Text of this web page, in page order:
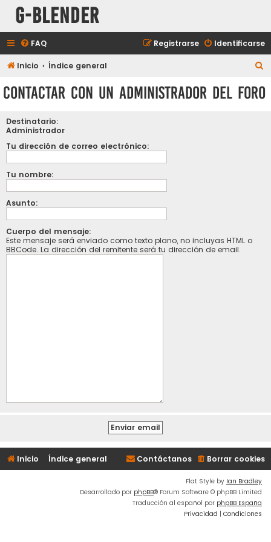
G-Blender
FAQ Identificarse
Registrarse
Inicio Índice general
s
Contactar con un Administrador del Foro
Destinatario:
Administrador
Tu dirección de correo electrónico:
Tu nombre:
Asunto:
Cuerpo del mensaje:
Este mensaje será enviado como texto plano, no incluyas HTML o
BBCode. La dirección del remitente será tu dirección de email.
Inicio Índice general Borrar cookies
Contáctanos
Flat Style by Ian Bradley
Desarrollado por phpBB® Forum Software © phpBB Limited
Traducción al español por phpBB España
Privacidad | Condiciones